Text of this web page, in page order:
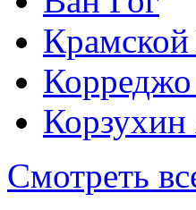
Смотреть